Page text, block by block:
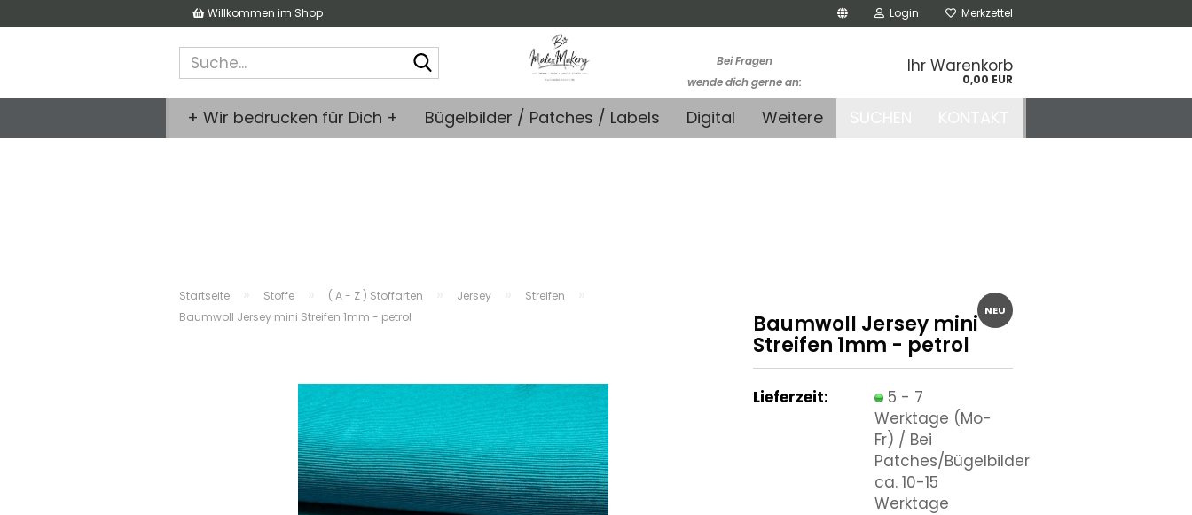
Willkommen im Shop Login Merkzettel
Bei Fragen
wende dich gerne an:
kontakt@stoffmonk.de
-Kein telefonischer
Ihr Warenkorb
0,00 EUR
+ Wir bedrucken für Dich + Bügelbilder / Patches / Labels Digital Weitere
Startseite Stoffe ( A - Z ) Stoffarten Jersey Streifen
Baumwoll Jersey mini Streifen 1mm - petrol NEU
Baumwoll Jersey mini
Streifen 1mm - petrol
Lieferzeit:
5 - 7
Werktage (Mo-
Fr) / Bei
Patches/Bügelbilder
ca. 10-15
Werktage